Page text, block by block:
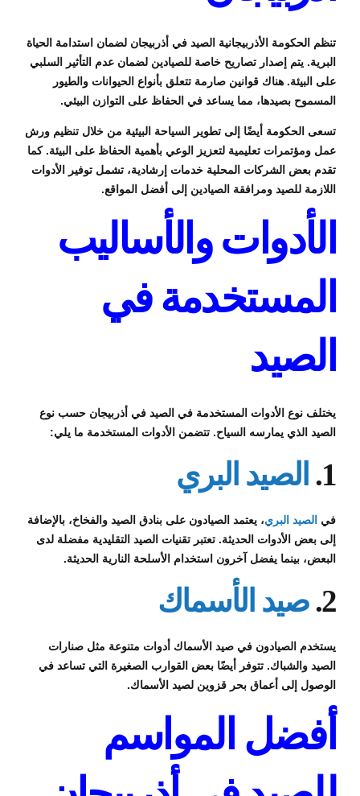
تنظم الحكومة الأذربيجانية الصيد في أذربيجان لضمان استدامة الحياة
البرية. يتم إصدار تصاريح خاصة للصيادين لضمان عدم التأثير السلبي
على البيئة. هناك قوانين صارمة تتعلق بأنواع الحيوانات والطيور
المسموح بصيدها، مما يساعد في الحفاظ على التوازن البيئي.
تسعى الحكومة أيضًا إلى تطوير السياحة البيئية من خلال تنظيم ورش
عمل ومؤتمرات تعليمية لتعزيز الوعي بأهمية الحفاظ على البيئة. كما
تقدم بعض الشركات المحلية خدمات إرشادية، تشمل توفير الأدوات
اللازمة للصيد ومرافقة الصيادين إلى أفضل المواقع.
الأدوات والأساليب
المستخدمة في
الصيد
يختلف نوع الأدوات المستخدمة في الصيد في أذربيجان حسب نوع
الصيد الذي يمارسه السياح. تتضمن الأدوات المستخدمة ما يلي:
1. الصيد البري
في الصيد البري، يعتمد الصيادون على بنادق الصيد والفخاخ، بالإضافة
إلى بعض الأدوات الحديثة. تعتبر تقنيات الصيد التقليدية مفضلة لدى
البعض، بينما يفضل آخرون استخدام الأسلحة النارية الحديثة.
2. صيد الأسماك
يستخدم الصيادون في صيد الأسماك أدوات متنوعة مثل صنارات
الصيد والشباك. تتوفر أيضًا بعض القوارب الصغيرة التي تساعد في
الوصول إلى أعماق بحر قزوين لصيد الأسماك.
أفضل المواسم